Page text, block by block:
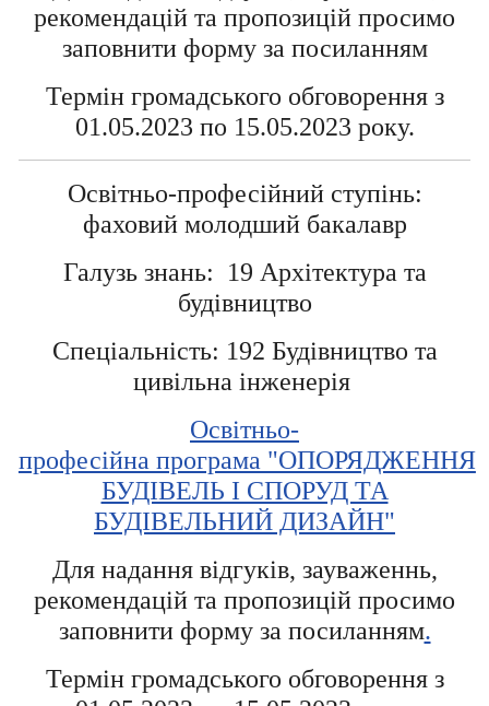
рекомендацій та пропозицій просимо
заповнити форму за посиланням
Термін громадського обговорення з
01.05.2023 по 15.05.2023 року.
Освітньо-професійний ступінь:
фаховий молодший бакалавр
Галузь знань: 19 Архітектура та
будівництво
Спеціальність: 192 Будівництво та
цивільна інженерія
Освітньо-
професійна програма "ОПОРЯДЖЕННЯ
БУДІВЕЛЬ І СПОРУД ТА
БУДІВЕЛЬНИЙ ДИЗАЙН"
Для надання відгуків, зауваженнь,
рекомендацій та пропозицій просимо
заповнити форму за посиланням.
Термін громадського обговорення з